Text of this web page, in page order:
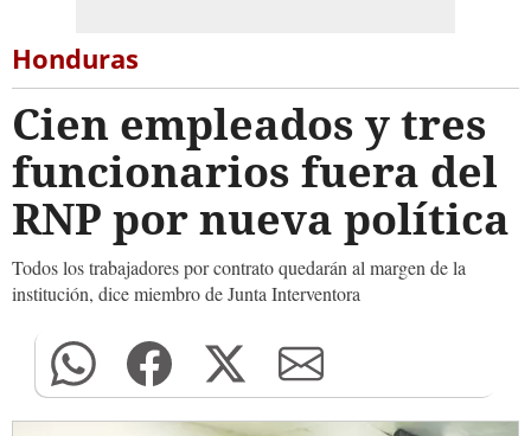
Honduras
Cien empleados y tres
funcionarios fuera del
RNP por nueva política
Todos los trabajadores por contrato quedarán al margen de la
institución, dice miembro de Junta Interventora